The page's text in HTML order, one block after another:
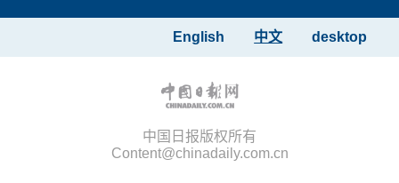
desktop
中文
English
中国日报版权所有
Content@chinadaily.com.cn